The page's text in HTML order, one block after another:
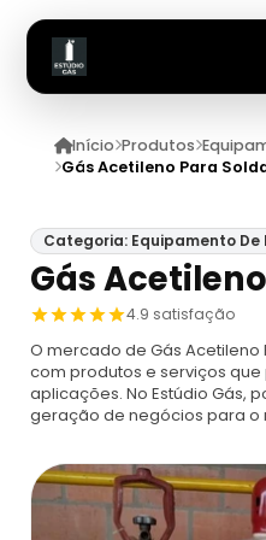
Início
Produtos
Equipamento De
Proteção
Confinado
Máscara De
Cilindro De Ar
Cilindro De Ar
Cilindro De Oxigênio
Ar Mandado
Ar Mandado
Início Produtos
Gás Acetileno Para
Categoria: Equipamento
Gás
4.9 satisfação
O mercado de Gás
com produtos e serviços
aplicações. No Estúdio Gás,
geração de negócios para o